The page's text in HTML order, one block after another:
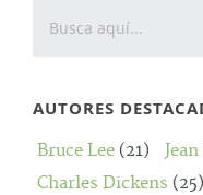
AUTORES
Bruce Lee (21)
Charles Dickens (25)